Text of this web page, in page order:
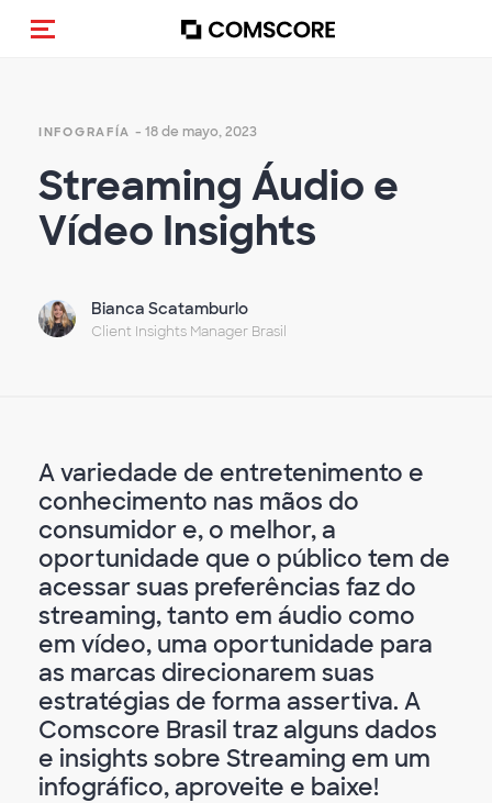
(Des)activar la navegación
INFOGRAFÍA - 18 de mayo, 2023
Streaming Áudio e
Vídeo Insights
Bianca Scatamburlo
Client Insights Manager Brasil
A variedade de entretenimento e
conhecimento nas mãos do
consumidor e, o melhor, a
oportunidade que o público tem de
acessar suas preferências faz do
streaming, tanto em áudio como
em vídeo, uma oportunidade para
as marcas direcionarem suas
estratégias de forma assertiva. A
Comscore Brasil traz alguns dados
e insights sobre Streaming em um
infográfico, aproveite e baixe!